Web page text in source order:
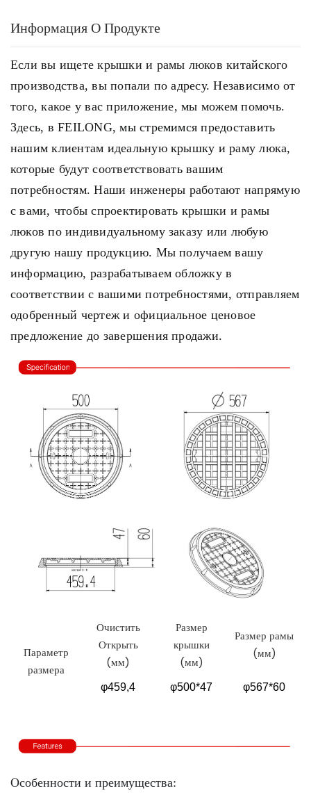
Информация О Продукте
Если вы ищете крышки и рамы люков китайского
производства, вы попали по адресу. Независимо от
того, какое у вас приложение, мы можем помочь.
Здесь, в FEILONG, мы стремимся предоставить
нашим клиентам идеальную крышку и раму люка,
которые будут соответствовать вашим
потребностям. Наши инженеры работают напрямую
с вами, чтобы спроектировать крышки и рамы
люков по индивидуальному заказу или любую
другую нашу продукцию. Мы получаем вашу
информацию, разрабатываем обложку в
соответствии с вашими потребностями, отправляем
одобренный чертеж и официальное ценовое
предложение до завершения продажи.
Параметр
размера
Очистить
Открыть
(мм)
Размер
крышки
(мм)
Размер рамы
(мм)
φ459,4 φ500*47 φ567*60
Особенности и преимущества: